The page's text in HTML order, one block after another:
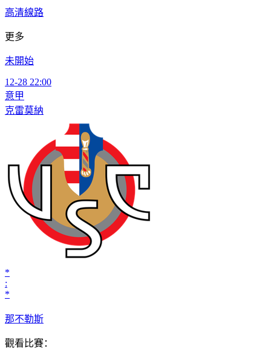
高清線路
更多
未開始
12-28 22:00
意甲
克雷莫納
*
:
*
那不勒斯
觀看比賽：